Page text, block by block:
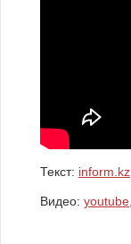
Текст: inform.kz
Видео: youtube